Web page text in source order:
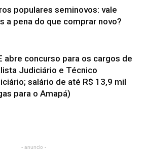
populares seminovos: vale
a pena do que comprar novo?
abre concurso para os cargos de
Judiciário e Técnico
salário de até R$ 13,9 mil
para o Amapá)
- anuncio -